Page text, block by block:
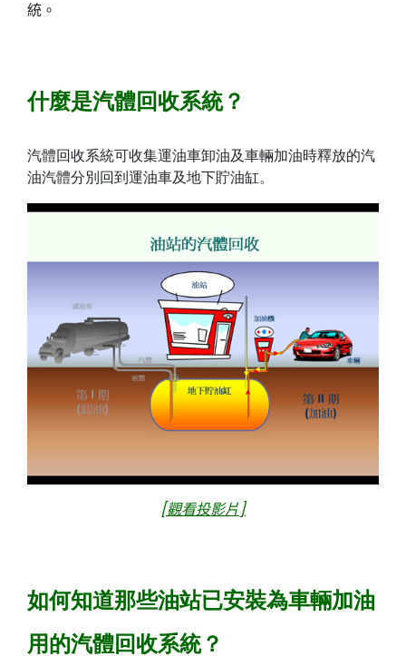
統。
什麼是汽體回收系統？
汽體回收系統可收集運油車卸油及車輛加油時釋放的汽
油汽體分別回到運油車及地下貯油缸。
[觀看投影片]
如何知道那些油站已安裝為車輛加油
用的汽體回收系統？